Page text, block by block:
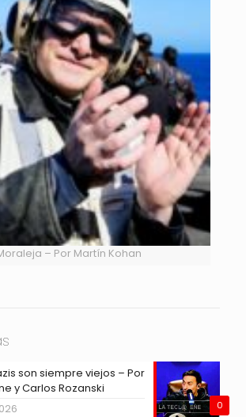
– Por Martín Kohan
0
son siempre viejos – Por
y Carlos Rozanski